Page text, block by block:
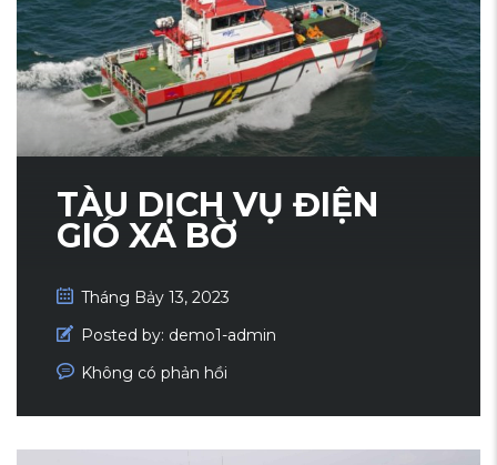
TÀU DỊCH VỤ ĐIỆN
GIÓ XA BỜ
Tháng Bảy 13, 2023
Posted by: demo1-admin
Không có phản hồi